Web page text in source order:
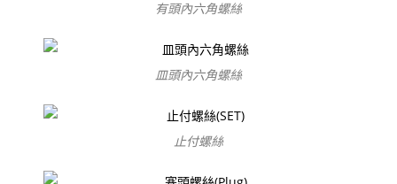
有頭內六角螺絲
皿頭內六角螺絲
止付螺絲